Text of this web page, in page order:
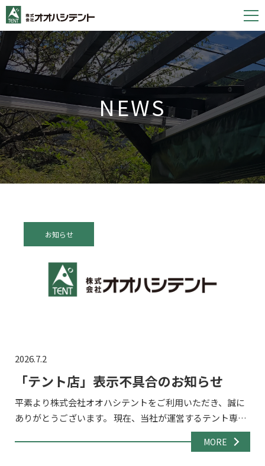
i
c
o
n
t
e
NEWS
2026.7.2
「テント店」表示不具合のお知らせ
平素より株式会社オオハシテントをご利用いただき、誠に
ありがとうございます。 現在、当社が運営するテント専門
通販サイト「テント店」（https://pipe-tent.com/）にお
いて、サイトの表示が正常に行われない不具 […]
お知らせ
MORE